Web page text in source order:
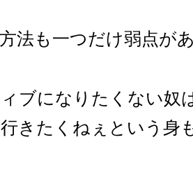
法も一つだけ弱点が
ブになりたくない奴
きたくねぇという身